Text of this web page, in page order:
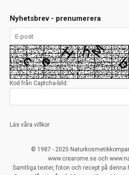
Nyhetsbrev - prenumerera
Kod från Captcha-bild:
Läs våra villkor
© 1987 - 2025
www.crearome.se och
Samtliga texter, foton och recept på